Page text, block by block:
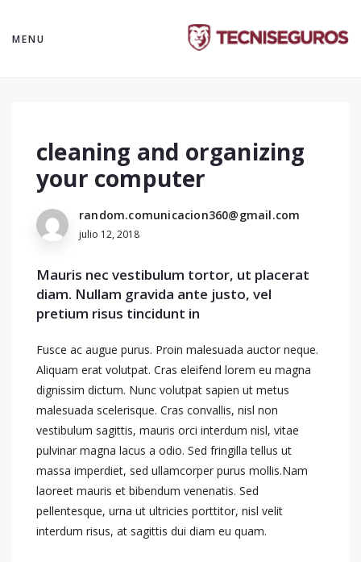
MENU
cleaning and organizing
your computer
random.comunicacion360@gmail.com
julio 12, 2018
Mauris nec vestibulum tortor, ut placerat
diam. Nullam gravida ante justo, vel
pretium risus tincidunt in
Fusce ac augue purus. Proin malesuada auctor neque.
Aliquam erat volutpat. Cras eleifend lorem eu magna
dignissim dictum. Nunc volutpat sapien ut metus
malesuada scelerisque. Cras convallis, nisl non
vestibulum sagittis, mauris orci interdum nisl, vitae
pulvinar magna lacus a odio. Sed fringilla tellus ut
massa imperdiet, sed ullamcorper purus mollis.Nam
laoreet mauris et bibendum venenatis. Sed
pellentesque, urna ut ultricies porttitor, nisl velit
interdum risus, at sagittis dui diam eu quam.